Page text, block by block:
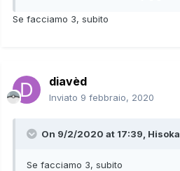
Se facciamo 3, subito
diavèd
Inviato 9 febbraio, 2020
On 9/2/2020 at 17:39, Hisoka
Se facciamo 3, subito